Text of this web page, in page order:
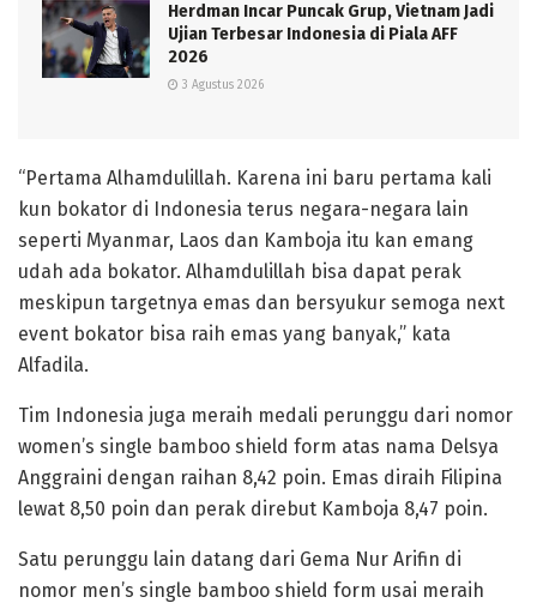
Herdman Incar Puncak Grup, Vietnam Jadi
Ujian Terbesar Indonesia di Piala AFF
2026
3 Agustus 2026
“Pertama Alhamdulillah. Karena ini baru pertama kali
kun bokator di Indonesia terus negara-negara lain
seperti Myanmar, Laos dan Kamboja itu kan emang
udah ada bokator. Alhamdulillah bisa dapat perak
meskipun targetnya emas dan bersyukur semoga next
event bokator bisa raih emas yang banyak,” kata
Alfadila.
Tim Indonesia juga meraih medali perunggu dari nomor
women’s single bamboo shield form atas nama Delsya
Anggraini dengan raihan 8,42 poin. Emas diraih Filipina
lewat 8,50 poin dan perak direbut Kamboja 8,47 poin.
Satu perunggu lain datang dari Gema Nur Arifin di
nomor men’s single bamboo shield form usai meraih